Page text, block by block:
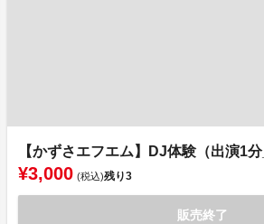
【かずさエフエム】DJ体験（出演1分
¥3,000 (税込)残り3
販売終了